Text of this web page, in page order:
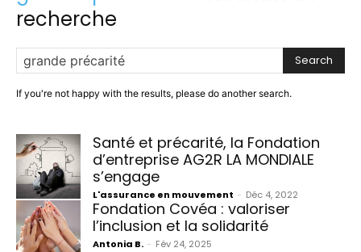
recherche
Search
If you're not happy with the results, please do another search.
Santé et précarité, la Fondation
d’entreprise AG2R LA MONDIALE
s’engage
L'assurance en mouvement - Déc 4, 2022
Fondation Covéa : valoriser
l’inclusion et la solidarité
Antonia B. - Fév 24, 2025